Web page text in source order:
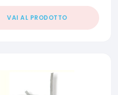
VAI AL PRODOTTO